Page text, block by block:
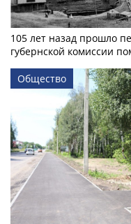
105 лет назад прошло
губернской комиссии
Общество